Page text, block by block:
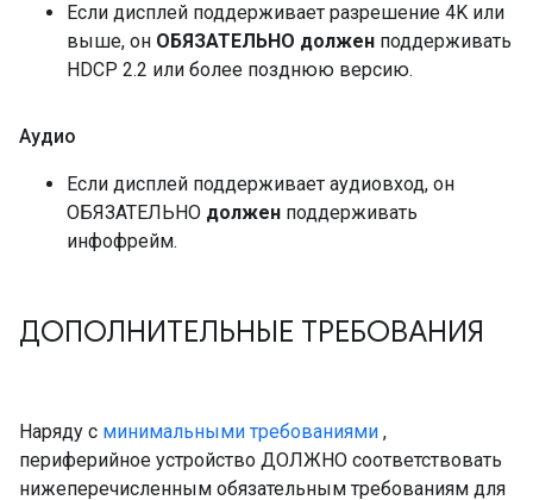
Если дисплей поддерживает разрешение 4K или
выше, он ОБЯЗАТЕЛЬНО должен поддерживать
HDCP 2.2 или более позднюю версию.
Аудио
Если дисплей поддерживает аудиовход, он
ОБЯЗАТЕЛЬНО должен поддерживать
инфофрейм.
ДОПОЛНИТЕЛЬНЫЕ ТРЕБОВАНИЯ
Наряду с минимальными требованиями ,
периферийное устройство ДОЛЖНО соответствовать
нижеперечисленным обязательным требованиям для